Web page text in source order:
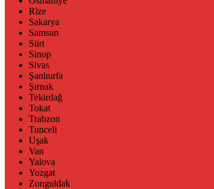
Rize
Sakarya
Samsun
Siirt
Sinop
Sivas
Şanlıurfa
Şırnak
Tekirdağ
Tokat
Trabzon
Tunceli
Uşak
Van
Yalova
Yozgat
Zonguldak